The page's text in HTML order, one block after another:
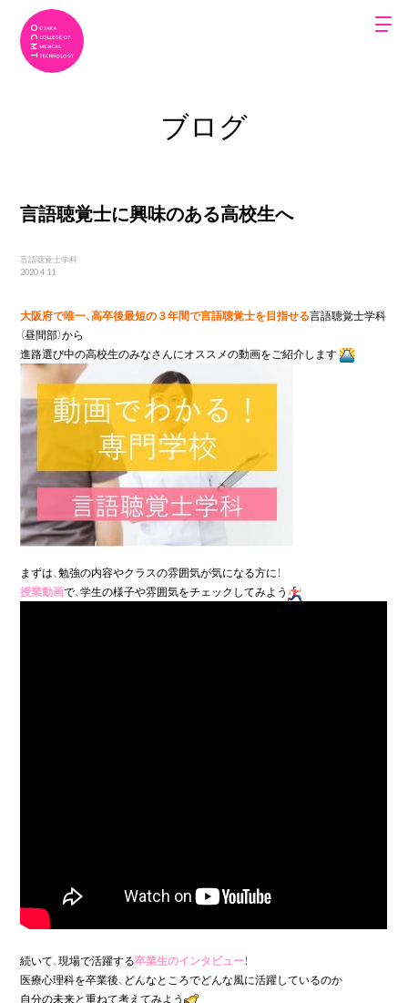
ブログ
言語聴覚士に興味のある高校生へ
言語聴覚士学科
2020.4.11
大阪府で唯一、高卒後最短の３年間で言語聴覚士を目指せる言語聴覚士学科
（昼間部）から
進路選び中の高校生のみなさんにオススメの動画をご紹介します
授業動画で、学生の様子や雰囲気をチェックしてみよう
続いて、現場で活躍する卒業生のインタビュー！
医療心理科を卒業後、どんなところでどんな風に活躍しているのか
自分の未来と重ねて考えてみよう